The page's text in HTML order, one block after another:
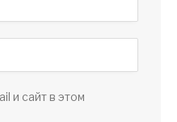
и сайт в этом